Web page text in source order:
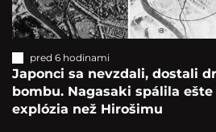
pred 6 hodinami
Japonci sa nevzdali, dostali
bombu. Nagasaki spálila
explózia než Hirošimu